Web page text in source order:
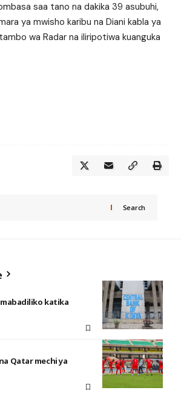
saa tano na dakika 39 asubuhi,
ya mwisho karibu na Diani kabla ya
wa Radar na iliripotiwa kuanguka
Search
katika
Qatar mechi ya